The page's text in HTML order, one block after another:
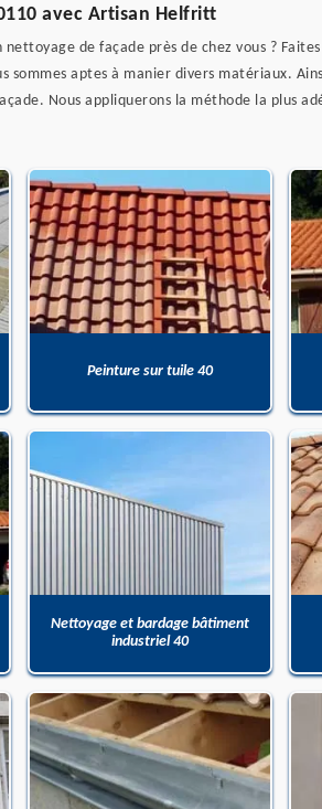
avec Artisan Helfritt
nettoyage de façade près de chez vous ?
sommes aptes à manier divers matériaux.
Nous appliquerons la méthode la plus
Peinture sur tuile 40
Nettoyage et bardage bâtiment
industriel 40